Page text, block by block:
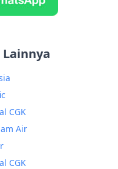
CGK
Air
CGK